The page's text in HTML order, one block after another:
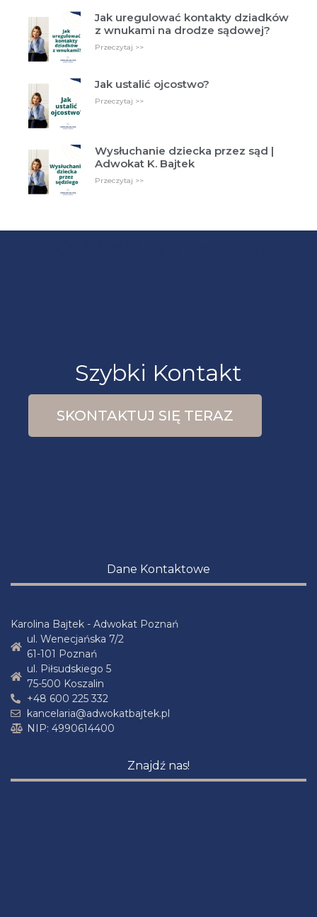
Jak uregulować kontakty dziadków
z wnukami na drodze sądowej?
Przeczytaj >>
Jak ustalić ojcostwo?
Przeczytaj >>
Wysłuchanie dziecka przez sąd |
Adwokat K. Bajtek
Przeczytaj >>
Szybki Kontakt
SKONTAKTUJ SIĘ TERAZ
Dane Kontaktowe
Karolina Bajtek - Adwokat Poznań
ul. Wenecjańska 7/2
61-101 Poznań
ul. Piłsudskiego 5
75-500 Koszalin
+48 600 225 332
kancelaria@adwokatbajtek.pl
NIP: 4990614400
Znajdź nas!